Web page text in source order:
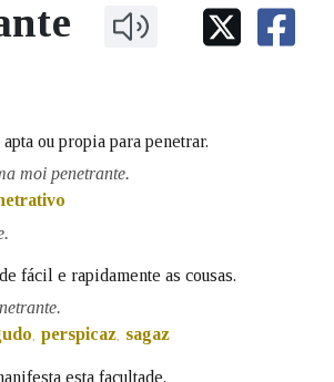
IDENTIDADE CORPORATIVA
MARCIAL DEL ADALID
FIGURAS HOMENAXEADAS
PRIMAVERA DAS LETRAS
PORTAL DAS PALABRAS
ou propia para penetrar.
moi penetrante.
fácil e rapidamente as cousas.
perspicaz sagaz
esta facultade.